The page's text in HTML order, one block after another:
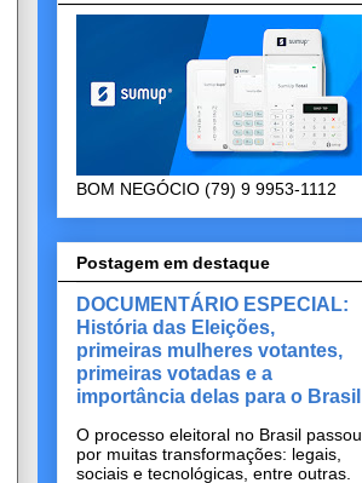
BOM NEGÓCIO (79) 9 9953-1112
Postagem em destaque
DOCUMENTÁRIO ESPECIAL:
História das Eleições,
primeiras mulheres votantes,
primeiras votadas e a
importância delas para o Brasil
O processo eleitoral no Brasil passou
por muitas transformações: legais,
sociais e tecnológicas, entre outras.